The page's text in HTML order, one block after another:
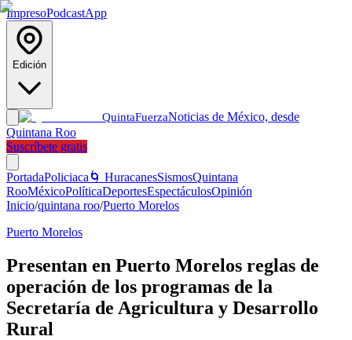
ImpresoPodcastApp
Edición
QuintaFuerzaNoticias de México, desde
Quintana Roo
Suscríbete gratis
PortadaPoliciaca 🌀 HuracanesSismosQuintana
RooMéxicoPolíticaDeportesEspectáculosOpinión
Inicio/quintana roo/Puerto Morelos
Puerto Morelos
Presentan en Puerto Morelos reglas de
operación de los programas de la
Secretaría de Agricultura y Desarrollo
Rural